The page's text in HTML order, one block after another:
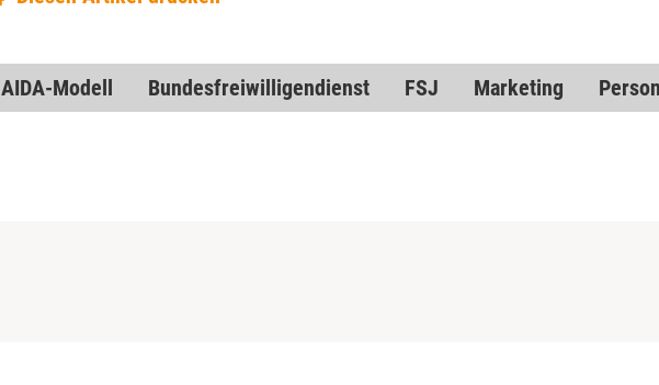
AIDA-Modell Bundesfreiwilligendienst FSJ Marketing